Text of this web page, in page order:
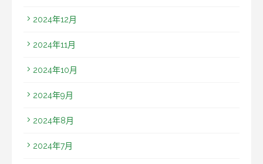
2024年12月
2024年11月
2024年10月
2024年9月
2024年8月
2024年7月